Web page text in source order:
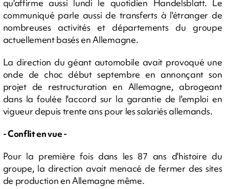
qu'affirme aussi lundi le quotidien Handelsblatt. Le
communiqué parle aussi de transferts à l'étranger de
nombreuses activités et départements du groupe
actuellement basés en Allemagne.
La direction du géant automobile avait provoqué une
onde de choc début septembre en annonçant son
projet de restructuration en Allemagne, abrogeant
dans la foulée l'accord sur la garantie de l'emploi en
vigueur depuis trente ans pour les salariés allemands.
- Conflit en vue -
Pour la première fois dans les 87 ans d'histoire du
groupe, la direction avait menacé de fermer des sites
de production en Allemagne même.